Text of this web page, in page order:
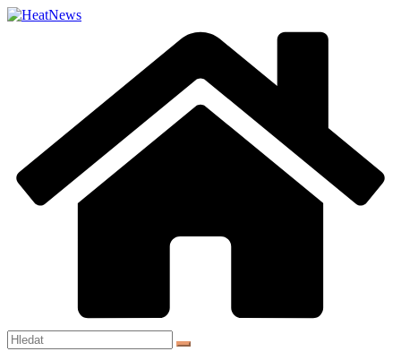
Přeskočit